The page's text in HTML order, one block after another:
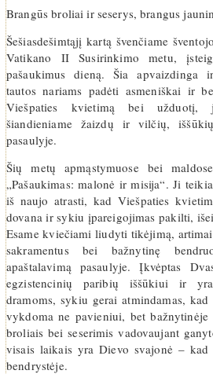
Brangūs broliai ir seserys, brangus
Šešiasdešimtąjį kartą švenčiame
Vatikano II Susirinkimo metu,
pašaukimus dieną. Šia apvaizdinga
tautos nariams padėti asmeniškai ir
Viešpaties kvietimą bei užduotį,
šiandieniame žaizdų ir vilčių,
pasaulyje.
Šių metų apmąstymuose bei
„Pašaukimas: malonė ir misija“. Ji
iš naujo atrasti, kad Viešpaties
dovana ir sykiu įpareigojimas pakilti,
Esame kviečiami liudyti tikėjimą,
sakramentus bei bažnytinę
apaštalavimą pasaulyje. Įkvėptas
egzistencinių paribių iššūkiui ir
dramoms, sykiu gerai atmindamas,
vykdoma ne pavieniui, bet bažnytinėje
broliais bei seserimis vadovaujant
visais laikais yra Dievo svajonė – kad
bendrystėje.